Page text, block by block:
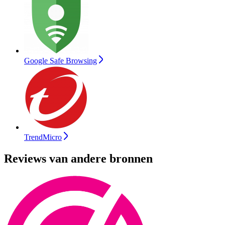
Google Safe Browsing
TrendMicro
Reviews van andere bronnen